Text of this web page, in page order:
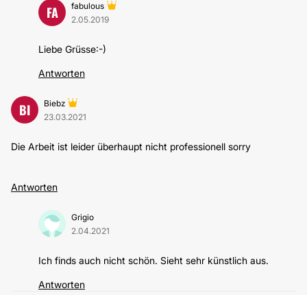
FA
fabulous
2.05.2019
Liebe Grüsse:-)
Antworten
BI
Biebz
23.03.2021
Die Arbeit ist leider überhaupt nicht professionell sorry
Antworten
Grigio
2.04.2021
Ich finds auch nicht schön. Sieht sehr künstlich aus.
Antworten